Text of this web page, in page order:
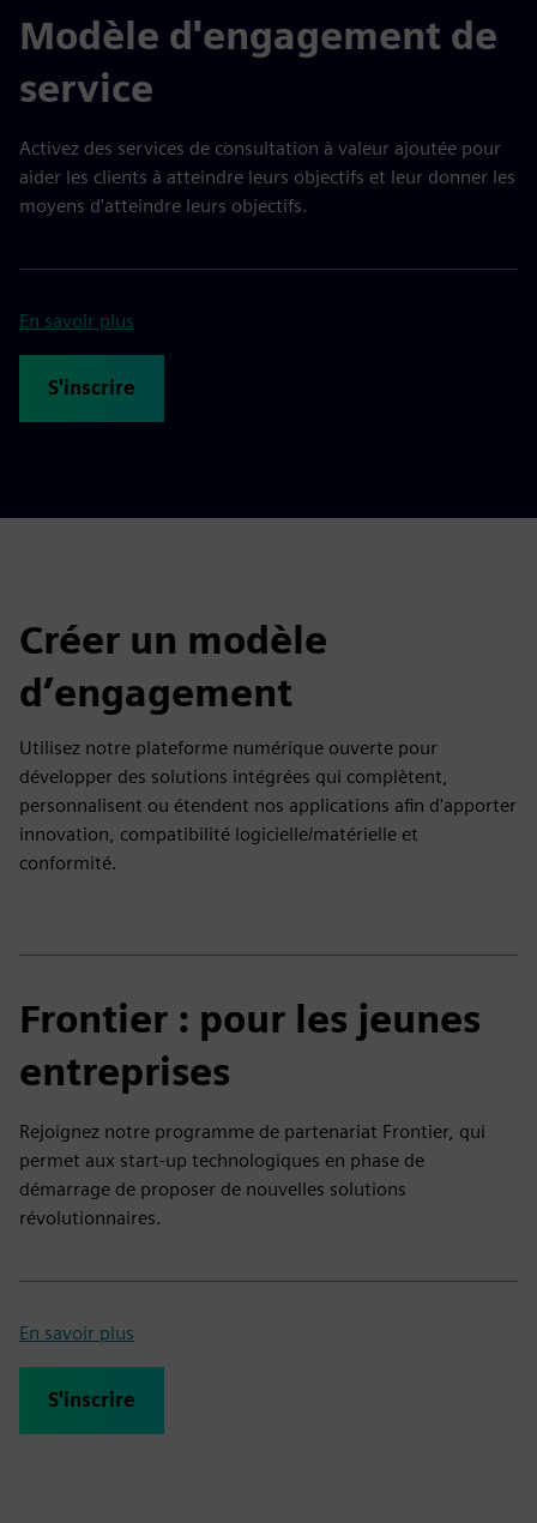
Modèle d'engagement de
service
Activez des services de consultation à valeur ajoutée pour
aider les clients à atteindre leurs objectifs et leur donner les
moyens d'atteindre leurs objectifs.
En savoir plus
S'inscrire
Créer un modèle
d’engagement
Utilisez notre plateforme numérique ouverte pour
développer des solutions intégrées qui complètent,
personnalisent ou étendent nos applications afin d'apporter
innovation, compatibilité logicielle/matérielle et
conformité.
Frontier : pour les jeunes
entreprises
Rejoignez notre programme de partenariat Frontier, qui
permet aux start-up technologiques en phase de
démarrage de proposer de nouvelles solutions
révolutionnaires.
En savoir plus
S'inscrire